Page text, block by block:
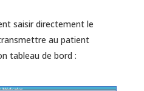
saisir directement le
au patient
tableau de bord :